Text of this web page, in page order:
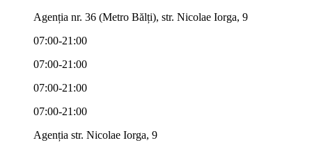
Agenția nr. 36 (Metro Bălți), str. Nicolae Iorga, 9
07:00-21:00
07:00-21:00
07:00-21:00
07:00-21:00
Agenția str. Nicolae Iorga, 9